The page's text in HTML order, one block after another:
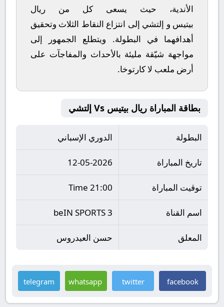
الأندية، حيث يسعى كل من ريال
بيتيس و إلتشي إلى انتزاع النقاط الثلاث وتحقيق
أهدافهما في البطولة. ويتطلع الجمهور إلى
مواجهة شيّقة مليئة بالأحداث والمفاجآت على
أرض ملعب لا كارتوخا.
بطاقة المباراة ريال بيتيس Vs إلتشي
البطولة الدوري الإسباني
تاريخ المباراة 12-05-2026
توقيت المباراة 21:00 Time
اسم القناة beIN SPORTS 3
المعلق حسن العيدروس
facebook
twitter
whatsapp
telegram